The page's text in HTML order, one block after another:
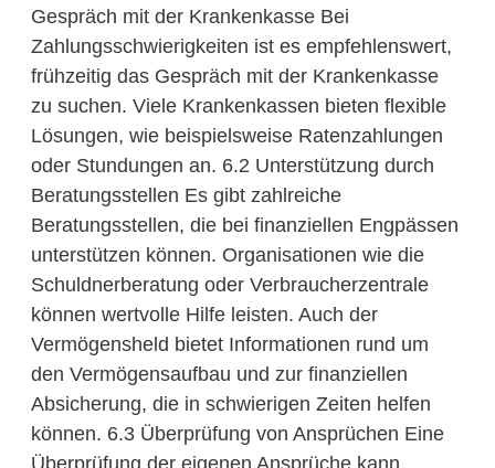
Gespräch mit der Krankenkasse Bei
Zahlungsschwierigkeiten ist es empfehlenswert,
frühzeitig das Gespräch mit der Krankenkasse
zu suchen. Viele Krankenkassen bieten flexible
Lösungen, wie beispielsweise Ratenzahlungen
oder Stundungen an. 6.2 Unterstützung durch
Beratungsstellen Es gibt zahlreiche
Beratungsstellen, die bei finanziellen Engpässen
unterstützen können. Organisationen wie die
Schuldnerberatung oder Verbraucherzentrale
können wertvolle Hilfe leisten. Auch der
Vermögensheld bietet Informationen rund um
den Vermögensaufbau und zur finanziellen
Absicherung, die in schwierigen Zeiten helfen
können. 6.3 Überprüfung von Ansprüchen Eine